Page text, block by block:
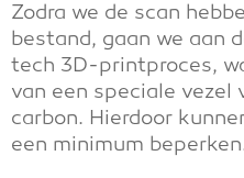
Zodra we de scan
bestand, gaan we aan
tech 3D-printproces,
van een speciale vezel
carbon. Hierdoor
een minimum